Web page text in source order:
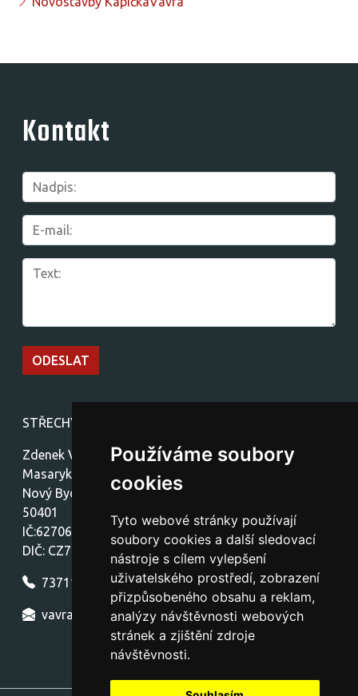
Používáme soubory
cookies
Tyto webové stránky používají
soubory cookies a další sledovací
nástroje s cílem vylepšení
uživatelského prostředí, zobrazení
přizpůsobeného obsahu a reklam,
analýzy návštěvnosti webových
stránek a zjištění zdroje
návštěvnosti.
Kontakt
STŘECHY-stavby Vávra
Zdenek Vávra
Masarykovo náměstí 1459
Nový Bydžov
50401
IČ:62706772
DIČ: CZ7712300772
737111154
vavra.nb.strechy@seznam.cz